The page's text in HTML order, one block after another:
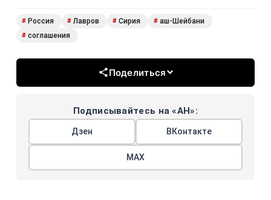
# Россия # Лавров # Сирия # аш-Шейбани
# соглашения
Поделиться
Подписывайтесь на «АН»:
Дзен ВКонтакте
МАХ